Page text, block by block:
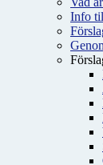
Info